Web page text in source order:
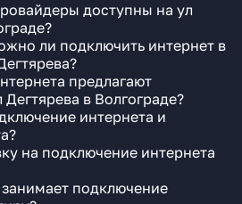
доступны на ул
ли подключить интернет в
предлагают
в Волгограде?
интернета и
на подключение интернета
подключение